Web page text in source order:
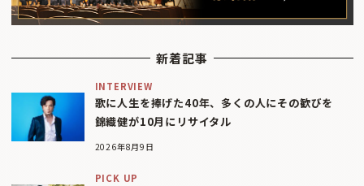
新着記事
INTERVIEW
歌に人生を捧げた40年、多くの人にその歓びを
錦織健が10月にリサイタル
2026年8月9日
PICK UP